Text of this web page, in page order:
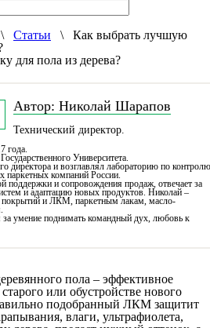
Статьи \ Как выбрать лучшую
для пола из дерева?
Автор: Николай Шарапов
Технический директор.
года.
Университета.
директора и возглавлял лабораторию по контролю
паркетных компаний России.
поддержки и сопровождения продаж, отвечает за
и адаптацию новых продуктов. Николай –
покрытий и ЛКМ, паркетным лакам, масло-
умение поднимать командный дух, любовь к
пола – эффективное
или обустройстве нового
подобранный ЛКМ защитит
влаги, ультрафиолета,